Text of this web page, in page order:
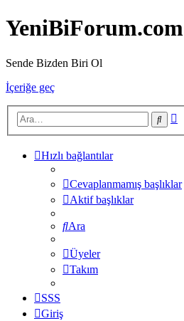
YeniBiForum.com
Sende Bizden Biri Ol
İçeriğe geç
Ara
Hızlı bağlantılar
Cevaplanmamış başlıklar
Aktif başlıklar
Ara
Üyeler
Takım
SSS
Giriş